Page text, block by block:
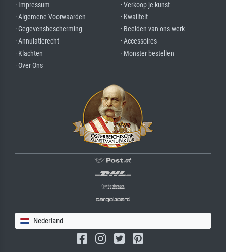
· Impressum
· Algemene Voorwaarden
· Gegevensbescherming
· Annulatierecht
· Klachten
· Over Ons
· Verkoop je kunst
· Kwaliteit
· Beelden van ons werk
· Accessoires
· Monster bestellen
Nederland